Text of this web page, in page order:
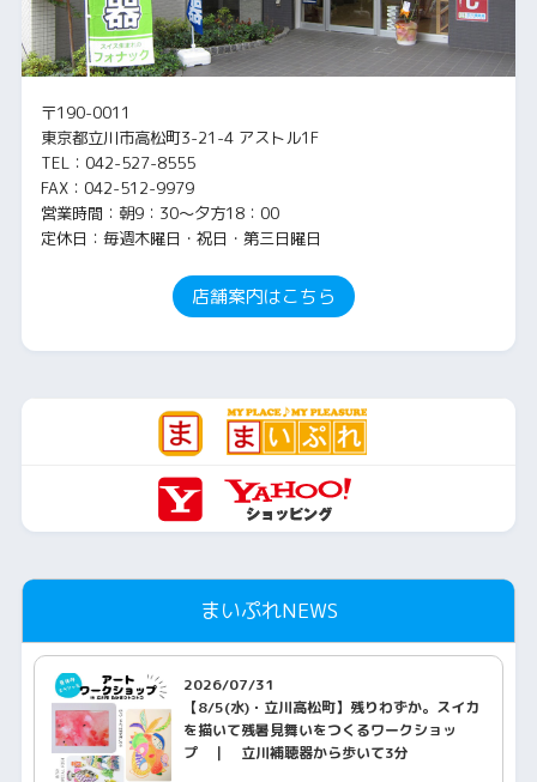
〒190-0011
東京都立川市高松町3-21-4 アストル1F
TEL：042-527-8555
FAX：042-512-9979
営業時間：朝9：30～夕方18：00
定休日：毎週木曜日・祝日・第三日曜日
店舗案内はこちら
まいぷれNEWS
2026/07/31
【8/5(水)・立川高松町】残りわずか。スイカ
を描いて残暑見舞いをつくるワークショッ
プ ｜ 立川補聴器から歩いて3分